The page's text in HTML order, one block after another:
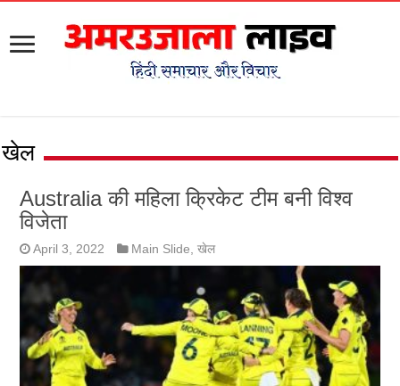
खेल
Australia की महिला क्रिकेट टीम बनी विश्व
विजेता
April 3, 2022 Main Slide ,खेल